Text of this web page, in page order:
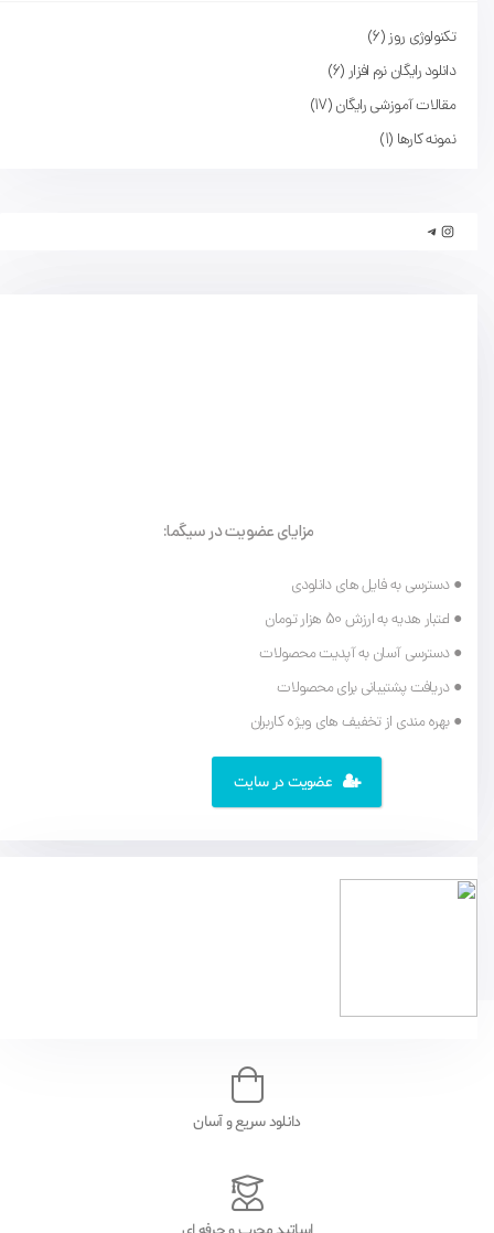
تکنولوژی روز(6)
دانلود رایگان نرم افزار(6)
مقالات آموزشی رایگان(17)
نمونه کارها (1)
مزایای عضویت در سیگما:
● دسترسی به فایل های دانلودی
● اعتبار هدیه به ارزش 50 هزار تومان
● دسترسی آسان به آپدیت محصولات
● دریافت پشتیبانی برای محصولات
● بهره مندی از تخفیف های ویژه کاربران
عضویت در سایت
دانلود سریع و آسان